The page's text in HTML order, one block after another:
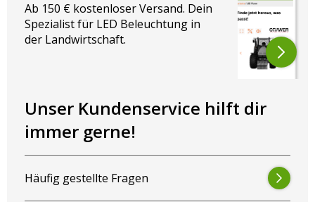
Ab 150 € kostenloser Versand. Dein
Spezialist für LED Beleuchtung in
der Landwirtschaft.
Unser Kundenservice hilft dir
immer gerne!
Häufig gestellte Fragen